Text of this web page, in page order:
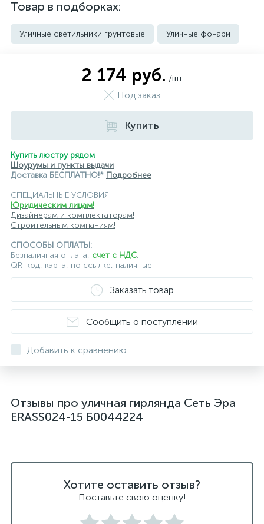
Товар в подборках:
Уличные светильники грунтовые Уличные фонари
2 174 руб. /шт
Под заказ
Купить
Купить люстру рядом
Шоурумы и пункты выдачи
Доставка БЕСПЛАТНО!* Подробнее
СПЕЦИАЛЬНЫЕ УСЛОВИЯ:
Юридическим лицам!
Дизайнерам и комплектаторам!
Строительным компаниям!
СПОСОБЫ ОПЛАТЫ:
Безналичная оплата, счет с НДС,
QR-код, карта, по ссылке, наличные
Заказать товар
Сообщить о поступлении
Добавить к сравнению
Отзывы про уличная гирлянда Сеть Эра
ERASS024-15 Б0044224
Хотите оставить отзыв?
Поставьте свою оценку!